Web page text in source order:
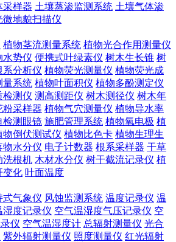
采样器 土壤蒸渗监测系统 土壤气体渗
微地貌扫描仪
植物茎流测量系统 植物光合作用测量仪
水势仪 便携式叶绿素仪 树木生长锥 树
系分析仪 植物荧光测量仪 植物荧光成
量系统 植物叶面积仪 植物多酚测定仪
检测仪 测高测距仪 树木测径仪 树木年
粉采样器 植物气穴测量仪 植物导水率
检测眼镜 施肥管理系统 植物氧电极 植
物倒伏测试仪 植物比色卡 植物生理生
物水分仪 电子计数器 根系采样器 干草
洗根机 木材水分仪 树干截流记录仪 植
变化 叶面温度
式气象仪 风蚀监测系统 温度记录仪 温
湿度记录仪 空气温湿度气压记录仪 空
仪 空气温湿度计 总辐射测量仪 光合
紫外辐射测量仪 照度测量仪 红光辐射